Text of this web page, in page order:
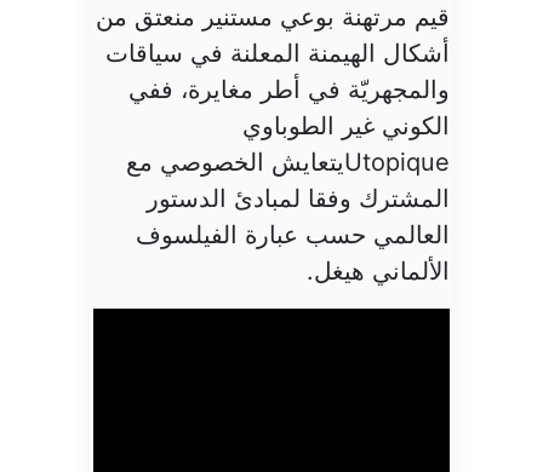
قيم مرتهنة بوعي مستنير منعتق من
أشكال الهيمنة المعلنة في سياقات
والمجهريّة في أطر مغايرة، ففي
الكوني غير الطوباوي
Utopiqueيتعايش الخصوصي مع
المشترك وفقا لمبادئ الدستور
العالمي حسب عبارة الفيلسوف
الألماني هيغل.